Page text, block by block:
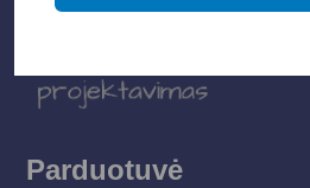
Parduotuvė